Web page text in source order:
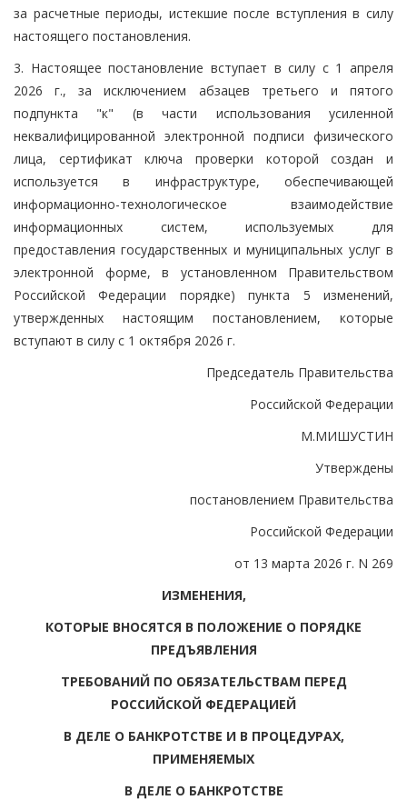
за расчетные периоды, истекшие после вступления в силу
настоящего постановления.
3. Настоящее постановление вступает в силу с 1 апреля
2026 г., за исключением абзацев третьего и пятого
подпункта "к" (в части использования усиленной
неквалифицированной электронной подписи физического
лица, сертификат ключа проверки которой создан и
используется в инфраструктуре, обеспечивающей
информационно-технологическое взаимодействие
информационных систем, используемых для
предоставления государственных и муниципальных услуг в
электронной форме, в установленном Правительством
Российской Федерации порядке) пункта 5 изменений,
утвержденных настоящим постановлением, которые
вступают в силу с 1 октября 2026 г.
Председатель Правительства
Российской Федерации
М.МИШУСТИН
Утверждены
постановлением Правительства
Российской Федерации
от 13 марта 2026 г. N 269
ИЗМЕНЕНИЯ,
КОТОРЫЕ ВНОСЯТСЯ В ПОЛОЖЕНИЕ О ПОРЯДКЕ
ПРЕДЪЯВЛЕНИЯ
ТРЕБОВАНИЙ ПО ОБЯЗАТЕЛЬСТВАМ ПЕРЕД
РОССИЙСКОЙ ФЕДЕРАЦИЕЙ
В ДЕЛЕ О БАНКРОТСТВЕ И В ПРОЦЕДУРАХ,
ПРИМЕНЯЕМЫХ
В ДЕЛЕ О БАНКРОТСТВЕ